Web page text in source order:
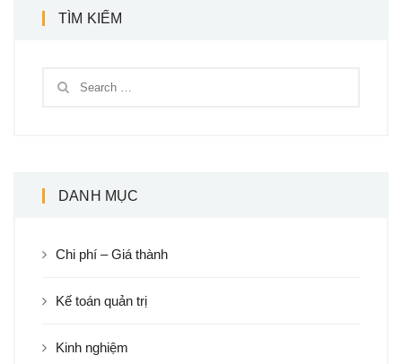
TÌM KIẾM
DANH MỤC
Chi phí – Giá thành
Kế toán quản trị
Kinh nghiệm